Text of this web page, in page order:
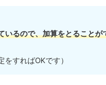
いるので、加算をとることが
をすればOKです）